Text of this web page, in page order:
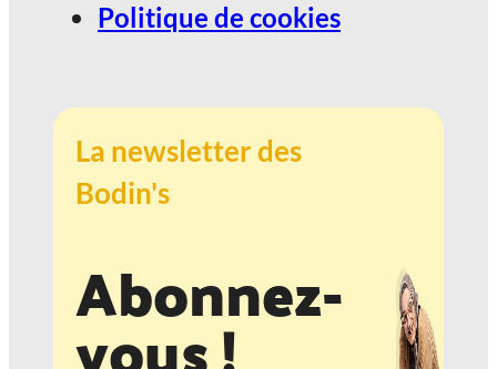
Politique de cookies
La newsletter des
Bodin's
Abonnez-